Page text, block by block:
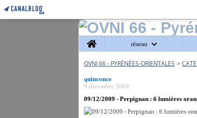
Home
réseau
OVNI 66 - PYRÉNÉES-ORIENTALES >
quinconce
9 décembre 2009
09/12/2009 - Perpignan : 6 lumières